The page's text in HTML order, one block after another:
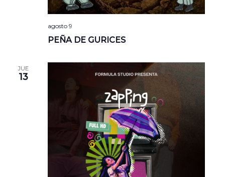
PEÑA DE GURICES
agosto 9
JUE
13